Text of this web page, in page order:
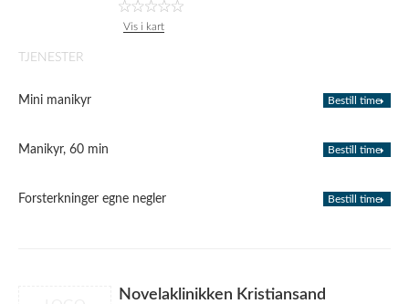
Vis i kart
TJENESTER
Mini manikyr Bestill time
Manikyr, 60 min Bestill time
Forsterkninger egne negler Bestill time
Novelaklinikken Kristiansand